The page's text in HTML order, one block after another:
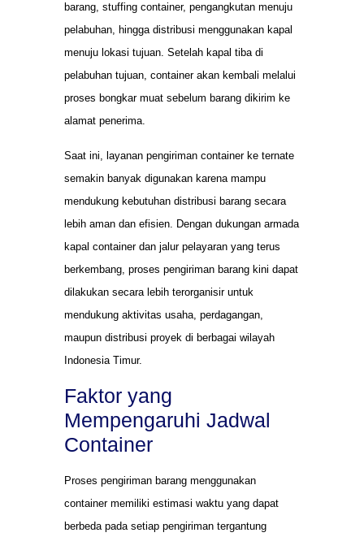
barang, stuffing container, pengangkutan menuju
pelabuhan, hingga distribusi menggunakan kapal
menuju lokasi tujuan. Setelah kapal tiba di
pelabuhan tujuan, container akan kembali melalui
proses bongkar muat sebelum barang dikirim ke
alamat penerima.
Saat ini, layanan pengiriman container ke ternate
semakin banyak digunakan karena mampu
mendukung kebutuhan distribusi barang secara
lebih aman dan efisien. Dengan dukungan armada
kapal container dan jalur pelayaran yang terus
berkembang, proses pengiriman barang kini dapat
dilakukan secara lebih terorganisir untuk
mendukung aktivitas usaha, perdagangan,
maupun distribusi proyek di berbagai wilayah
Indonesia Timur.
Faktor yang
Mempengaruhi Jadwal
Container
Proses pengiriman barang menggunakan
container memiliki estimasi waktu yang dapat
berbeda pada setiap pengiriman tergantung